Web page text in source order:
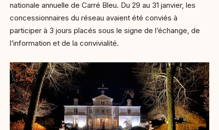
nationale annuelle de Carré Bleu. Du 29 au 31 janvier, les
concessionnaires du réseau avaient été conviés à
participer à 3 jours placés sous le signe de l’échange, de
l’information et de la convivialité.